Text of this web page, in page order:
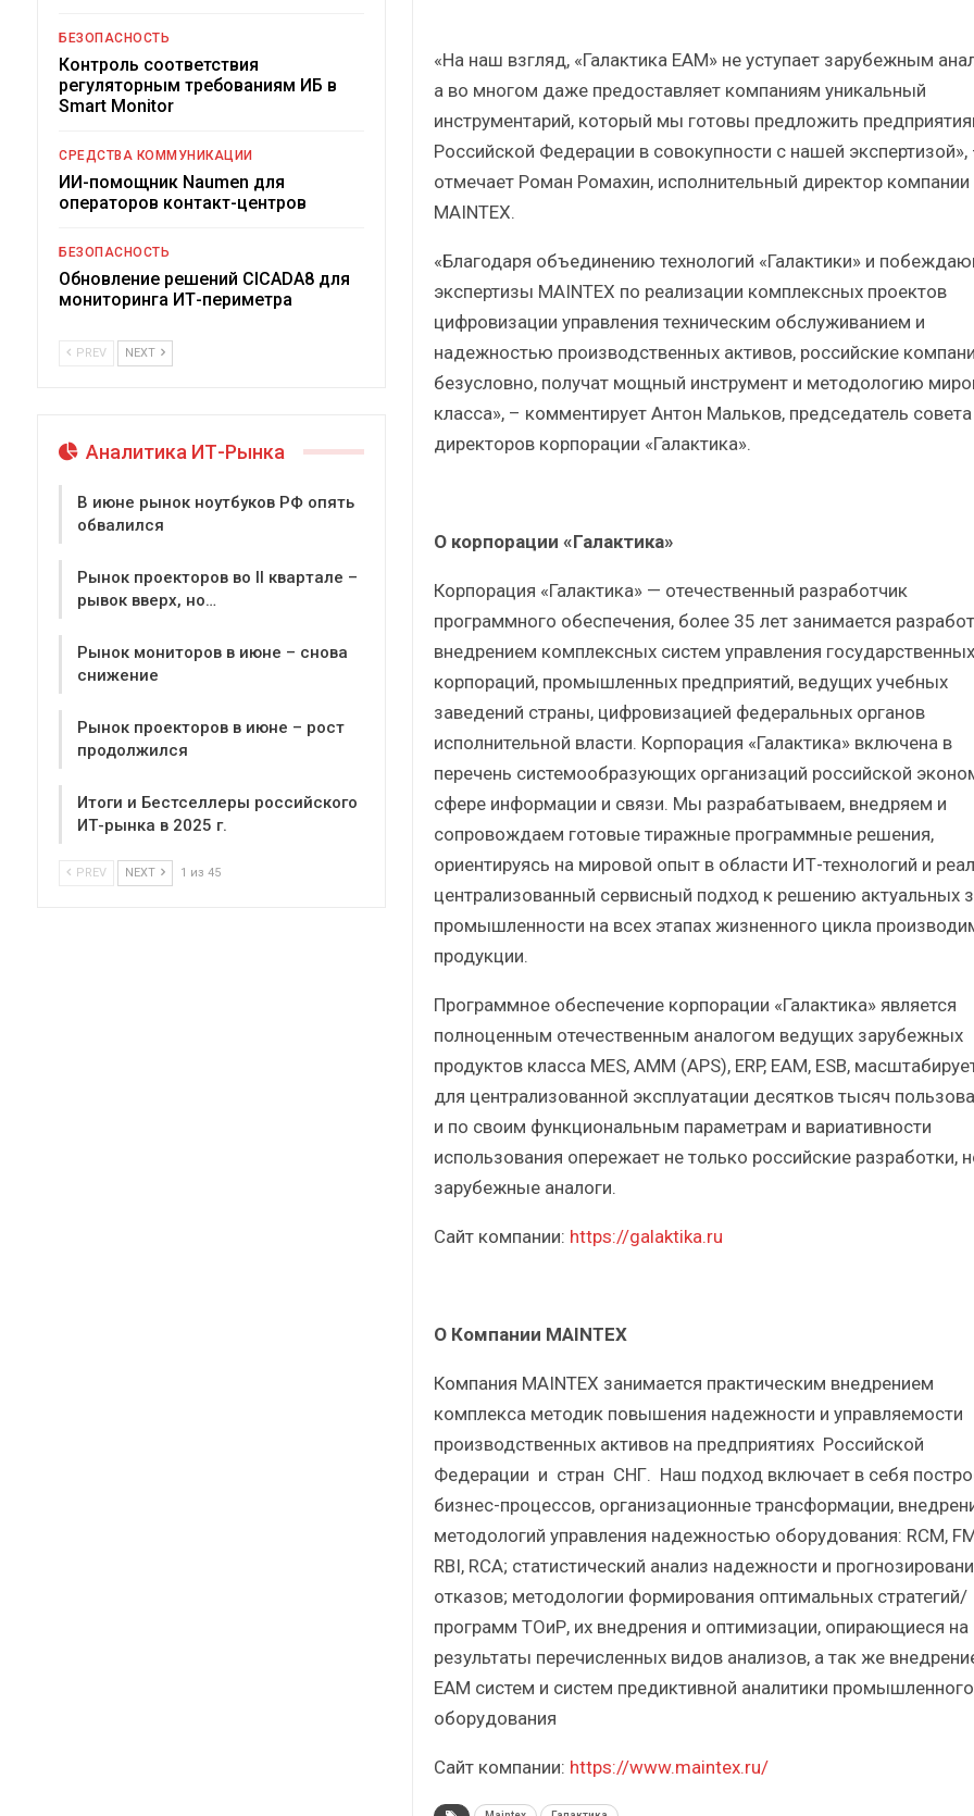
«На наш взгляд, «Галактика EAM» не уступает зарубежным
а во многом даже предоставляет компаниям уникальный
инструментарий, который мы готовы предложить
Российской Федерации в совокупности с нашей экспертизой»,
отмечает Роман Ромахин, исполнительный директор компании
MAINTEX.
«Благодаря объединению технологий «Галактики» и
экспертизы MAINTEX по реализации комплексных проектов
цифровизации управления техническим обслуживанием и
надежностью производственных активов, российские
безусловно, получат мощный инструмент и методологию
класса», – комментирует Антон Мальков, председатель совета
директоров корпорации «Галактика».
О корпорации «Галактика»
Корпорация «Галактика» — отечественный разработчик
программного обеспечения, более 35 лет занимается
внедрением комплексных систем управления государственных
корпораций, промышленных предприятий, ведущих учебных
заведений страны, цифровизацией федеральных органов
исполнительной власти. Корпорация «Галактика» включена в
перечень системообразующих организаций российской
сфере информации и связи. Мы разрабатываем, внедряем и
сопровождаем готовые тиражные программные решения,
ориентируясь на мировой опыт в области ИТ-технологий и
централизованный сервисный подход к решению актуальных
промышленности на всех этапах жизненного цикла
продукции.
Программное обеспечение корпорации «Галактика» является
полноценным отечественным аналогом ведущих зарубежных
продуктов класса MES, AMM (APS), ERP, EAM, ESB,
для централизованной эксплуатации десятков тысяч
и по своим функциональным параметрам и вариативности
использования опережает не только российские разработки,
зарубежные аналоги.
Сайт компании: https://galaktika.ru
О Компании MAINTEX
Компания MAINTEX занимается практическим внедрением
комплекса методик повышения надежности и управляемости
производственных активов на предприятиях Российской
Федерации и стран СНГ. Наш подход включает в себя
бизнес-процессов, организационные трансформации,
методологий управления надежностью оборудования: RCM,
RBI, RCA; статистический анализ надежности и
отказов; методологии формирования оптимальных стратегий/
программ ТОиР, их внедрения и оптимизации, опирающиеся на
результаты перечисленных видов анализов, а так же
EAM систем и систем предиктивной аналитики промышленного
оборудования
Сайт компании: https://www.maintex.ru/
БЕЗОПАСНОСТЬ
Контроль соответствия
регуляторным требованиям ИБ в
Smart Monitor
СРЕДСТВА КОММУНИКАЦИИ
ИИ-помощник Naumen для
операторов контакт-центров
БЕЗОПАСНОСТЬ
Обновление решений CICADA8 для
мониторинга ИТ-периметра
PREV NEXT
Аналитика ИТ-Рынка
В июне рынок ноутбуков РФ опять
обвалился
Рынок проекторов во II квартале –
рывок вверх, но…
Рынок мониторов в июне – снова
снижение
Рынок проекторов в июне – рост
продолжился
Итоги и Бестселлеры российского
ИТ-рынка в 2025 г.
PREV NEXT 1 из 45